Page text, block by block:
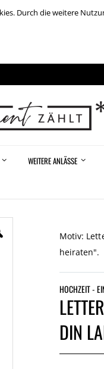
Durch die weitere
WEITERE ANLÄSSE
Motiv:
heiraten".
HOCHZEIT -
DIN